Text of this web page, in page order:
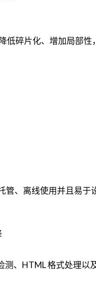
低碎片化、增加局部性
管、离线使用并且易于
测、HTML 格式处理以